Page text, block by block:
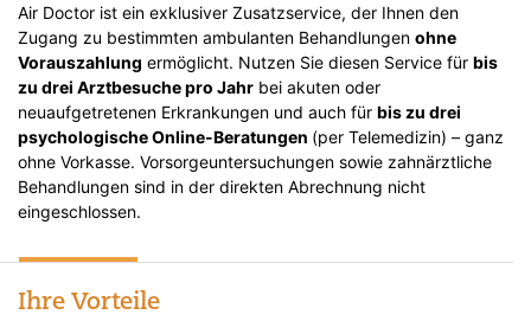
Air Doctor ist ein exklusiver Zusatzservice, der Ihnen den
Zugang zu bestimmten ambulanten Behandlungen ohne
Vorauszahlung ermöglicht. Nutzen Sie diesen Service für bis
zu drei Arztbesuche pro Jahr bei akuten oder
neuaufgetretenen Erkrankungen und auch für bis zu drei
psychologische Online-Beratungen (per Telemedizin) – ganz
ohne Vorkasse. Vorsorgeuntersuchungen sowie zahnärztliche
Behandlungen sind in der direkten Abrechnung nicht
eingeschlossen.
Ihre Vorteile